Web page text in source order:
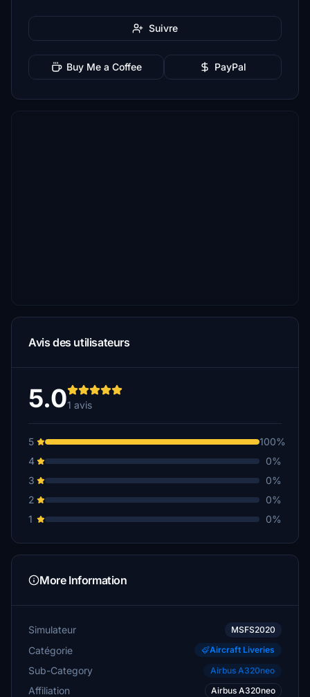
Suivre
Buy Me a Coffee PayPal
Avis des utilisateurs
5.01 avis
5
100%
4
0%
3
0%
2
0%
1
0%
More Information
Simulateur MSFS2020
Catégorie Aircraft Liveries
Sub-Category Airbus A320neo
Affiliation Airbus A320neo